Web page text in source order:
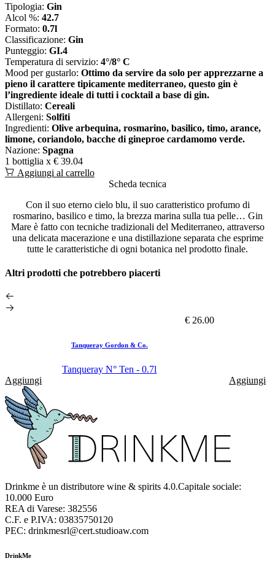
Tipologia: Gin
Alcol %: 42.7
Formato: 0.7l
Classificazione: Gin
Punteggio: GI.4
Temperatura di servizio: 4°/8° C
Mood per gustarlo: Ottimo da servire da solo per apprezzarne a
pieno il carattere tipicamente mediterraneo, questo gin è
l’ingrediente ideale di tutti i cocktail a base di gin.
Distillato: Cereali
Allergeni: Solfiti
Ingredienti: Olive arbequina, rosmarino, basilico, timo, arance,
limone, coriandolo, bacche di gineproe cardamomo verde.
Nazione: Spagna
1 bottiglia x € 39.04
Aggiungi al carrello
Scheda tecnica
Con il suo eterno cielo blu, il suo caratteristico profumo di
rosmarino, basilico e timo, la brezza marina sulla tua pelle… Gin
Mare è fatto con tecniche tradizionali del Mediterraneo, attraverso
una delicata macerazione e una distillazione separata che esprime
tutte le caratteristiche di ogni botanica nel prodotto finale.
Altri prodotti che potrebbero piacerti
€ 26.00
Tanqueray Gordon & Co.
Tanqueray N° Ten - 0.7l
Aggiungi
Aggiungi
Drinkme è un distributore wine & spirits 4.0.Capitale sociale:
10.000 Euro
REA di Varese: 382556
C.F. e P.IVA: 03835750120
PEC: drinkmesrl@cert.studioaw.com
DrinkMe